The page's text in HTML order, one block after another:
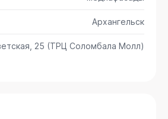
Архангельск
25 (ТРЦ Соломбала Молл)